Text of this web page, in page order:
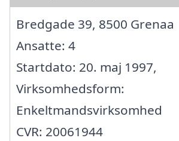
Bredgade 39, 8500 Grenaa
Ansatte: 4
Startdato: 20. maj 1997,
Virksomhedsform:
Enkeltmandsvirksomhed
CVR: 20061944